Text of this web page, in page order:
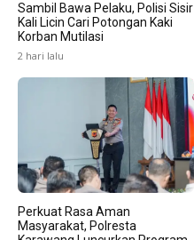
Sambil Bawa Pelaku, Polisi Sisir
Kali Licin Cari Potongan Kaki
Korban Mutilasi
2 hari lalu
Perkuat Rasa Aman
Masyarakat, Polresta